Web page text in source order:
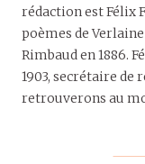
rédaction est Félix
poèmes de Verlaine
Rimbaud en 1886.
1903, secrétaire de
retrouverons au